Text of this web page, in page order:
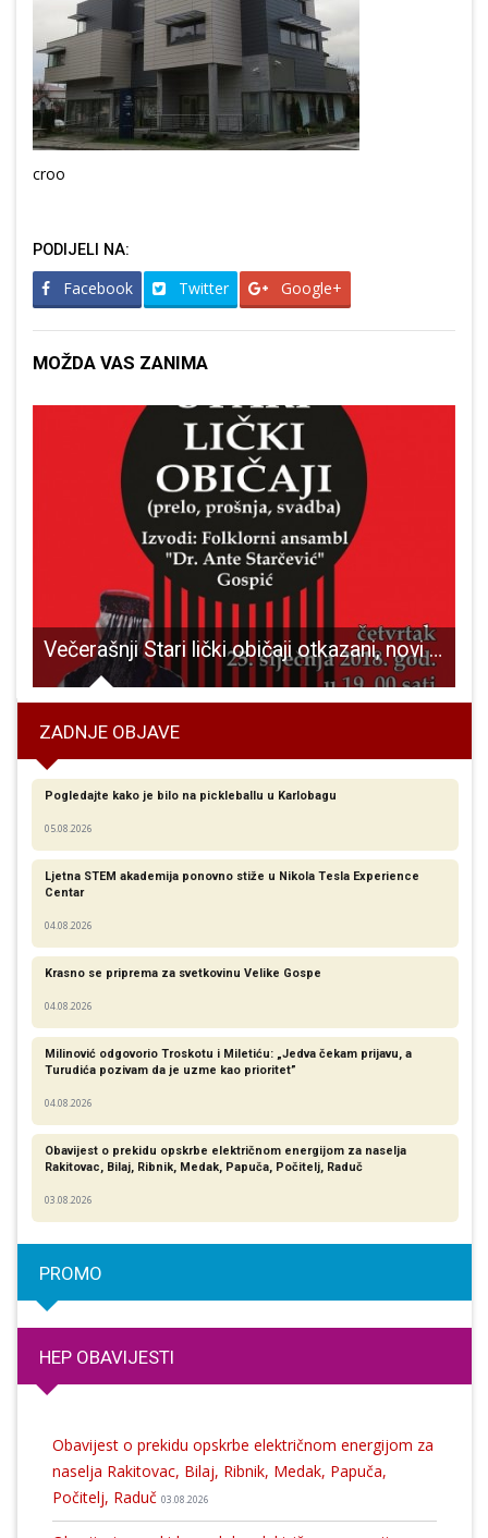
croo
PODIJELI NA:
Facebook Twitter Google+
MOŽDA VAS ZANIMA
Večerašnji Stari lički običaji otkazani, novi termin Valentinovo!!!
ZADNJE OBJAVE
Pogledajte kako je bilo na pickleballu u Karlobagu
05.08.2026
Ljetna STEM akademija ponovno stiže u Nikola Tesla Experience
Centar
04.08.2026
Krasno se priprema za svetkovinu Velike Gospe
04.08.2026
Milinović odgovorio Troskotu i Miletiću: „Jedva čekam prijavu, a
Turudića pozivam da je uzme kao prioritet”
04.08.2026
Obavijest o prekidu opskrbe električnom energijom za naselja
Rakitovac, Bilaj, Ribnik, Medak, Papuča, Počitelj, Raduč
03.08.2026
PROMO
HEP OBAVIJESTI
Obavijest o prekidu opskrbe električnom energijom za
naselja Rakitovac, Bilaj, Ribnik, Medak, Papuča,
Počitelj, Raduč 03.08.2026